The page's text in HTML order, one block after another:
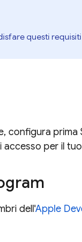
questi
configura prima
per il
dell'Apple